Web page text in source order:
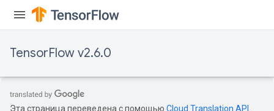
TensorFlow v2.6.0
Эта страница переведена с помощью Cloud Translation API